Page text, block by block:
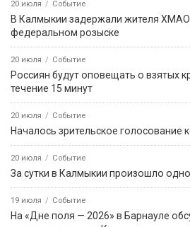
20 июля Событие
В Калмыкии задержали жителя
федеральном розыске
20 июля Событие
Россиян будут оповещать о взятых
течение 15 минут
20 июля Событие
Началось зрительское голосование
20 июля Событие
За сутки в Калмыкии произошло
19 июля Событие
На «Дне поля — 2026» в Барнауле